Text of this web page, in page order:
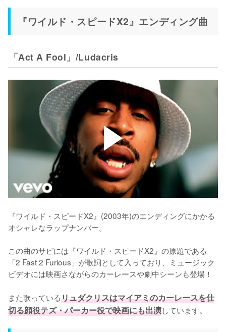
『ワイルド・スピードX2』エンディング曲
「Act A Fool」/Ludacris
『ワイルド・スピードX2』(2003年)のエンディングにかかる
オシャレなラップナンバー。
この曲のサビには『ワイルド・スピードX2』の原題である
「2 Fast 2 Furious」が歌詞として入っており、ミュージック
ビデオには映画さながらのカーレースや劇中シーンも登場！
また歌っているリュダクリスはマイアミのカーレースを仕
切る顔役テズ・パーカー役で映画にも出演しています。